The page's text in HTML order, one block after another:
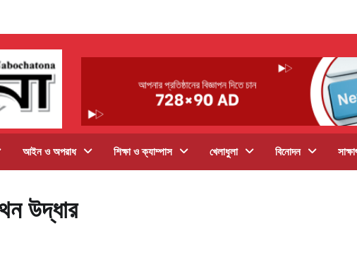
আইন ও অপরাধ শিক্ষা ও ক্যাম্পাস খেলাধুলা বিনোদন
উদ্ধার